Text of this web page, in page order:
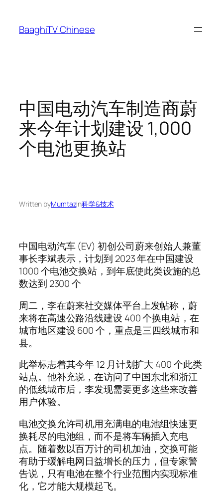
content
BaaghiTV Chinese
中国电动汽车制造商蔚
来今年计划建设 1,000
个电池更换站
Written byMumtazin科学&技术
中国电动汽车 (EV) 初创公司蔚来创始人兼董
事长李斌表示，计划到 2023 年在中国建设
1000 个电池交换站，到年底使此类设施的总
数达到 2300 个
周二，李在蔚来社交媒体平台上发帖称，蔚
来将在高速公路沿线建设 400 个换电站，在
城市地区建设 600 个，重点是三四线城市和
县。
此举标志着其今年 12 月计划扩大 400 个此类
站点。他补充说，在访问了中国东北和浙江
的低线城市后，李发现需要更多这些来改善
用户体验。
电池交换允许司机用充满电的电池组快速更
换耗尽的电池组，而不是将车辆插入充电
点。随着数以百万计的司机加油，交换可能
有助于缓解电网日益增长的压力，但专家警
告说，只有电池在整个行业范围内实现标准
化，它才能大规模起飞。